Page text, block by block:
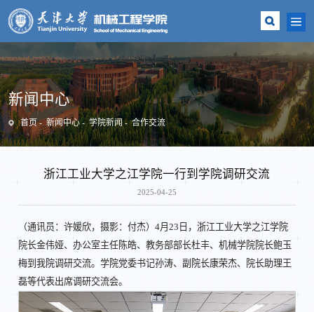
新闻中心
首页 新闻中心 学院新闻 合作交流
浙江工业大学之江学院一行到学院调研交流
2025-04-25
（通讯员：许媛欣，摄影：付杰）4月23日，浙江工业大学之江学院
院长金伟娅、办公室主任陈皓、教务部部长杜丰、机械学院院长鲍玉
梅到我院调研交流。学院党委书记孙涛、副院长康荣杰、院长助理王
磊等代表出席调研交流会。